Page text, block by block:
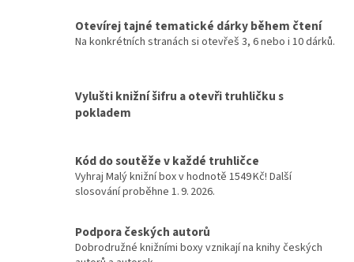
Otevírej tajné tematické dárky během čtení
Na konkrétních stranách si otevřeš 3, 6 nebo i 10 dárků.
Vylušti knižní šifru a otevři truhličku s
pokladem
Kód do soutěže v každé truhličce
Vyhraj Malý knižní box v hodnotě 1549 Kč! Další
slosování proběhne 1. 9. 2026.
Podpora českých autorů
Dobrodružné knižními boxy vznikají na knihy českých